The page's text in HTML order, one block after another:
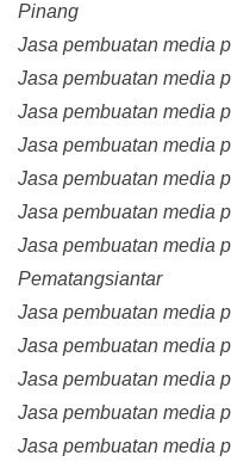
Pinang
Jasa pembuatan media
Jasa pembuatan media
Jasa pembuatan media
Jasa pembuatan media
Jasa pembuatan media
Jasa pembuatan media
Jasa pembuatan media
Pematangsiantar
Jasa pembuatan media
Jasa pembuatan media
Jasa pembuatan media
Jasa pembuatan media
Jasa pembuatan media